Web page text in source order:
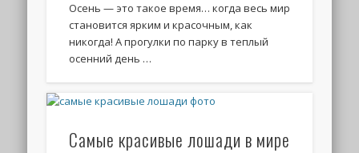
Осень — это такое время… когда весь мир
становится ярким и красочным, как
никогда! А прогулки по парку в теплый
осенний день …
Самые красивые лошади в мире